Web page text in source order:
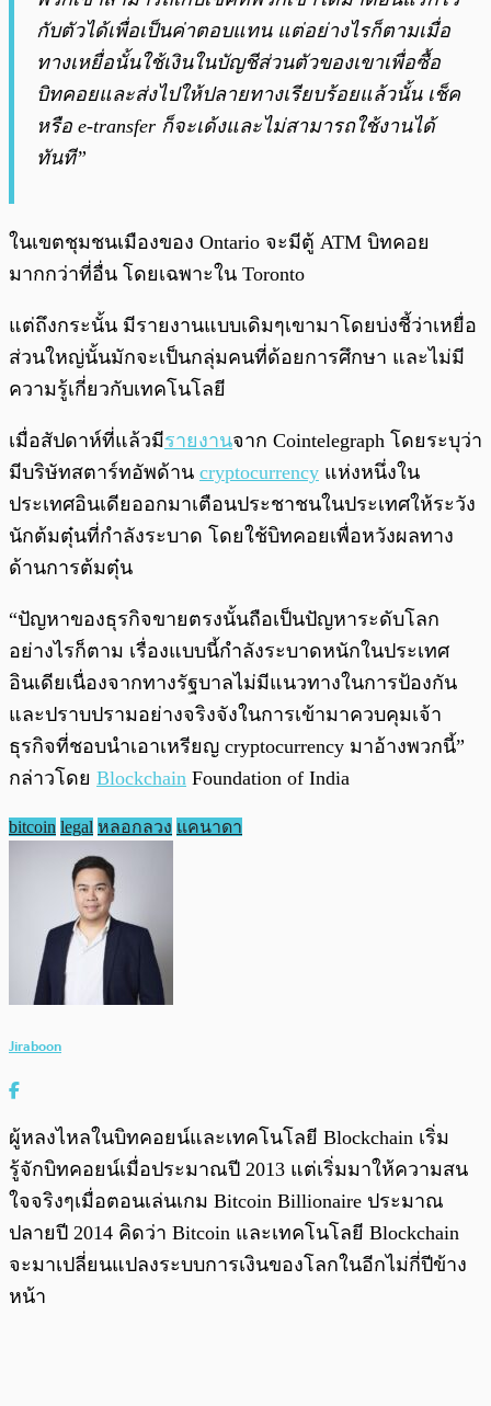
กับตัวได้เพื่อเป็นค่าตอบแทน แต่อย่างไรก็ตามเมื่อ
ทางเหยื่อนั้นใช้เงินในบัญชีส่วนตัวของเขาเพื่อซื้อ
บิทคอยและส่งไปให้ปลายทางเรียบร้อยแล้วนั้น เช็ค
หรือ e-transfer ก็จะเด้งและไม่สามารถใช้งานได้
ทันที”
ในเขตชุมชนเมืองของ Ontario จะมีตู้ ATM บิทคอย
มากกว่าที่อื่น โดยเฉพาะใน Toronto
แต่ถึงกระนั้น มีรายงานแบบเดิมๆเขามาโดยบ่งชี้ว่าเหยื่อ
ส่วนใหญ่นั้นมักจะเป็นกลุ่มคนที่ด้อยการศึกษา และไม่มี
ความรู้เกี่ยวกับเทคโนโลยี
เมื่อสัปดาห์ที่แล้วมีรายงานจาก Cointelegraph โดยระบุว่า
มีบริษัทสตาร์ทอัพด้าน cryptocurrency แห่งหนึ่งใน
ประเทศอินเดียออกมาเตือนประชาชนในประเทศให้ระวัง
นักต้มตุ๋นที่กำลังระบาด โดยใช้บิทคอยเพื่อหวังผลทาง
ด้านการต้มตุ๋น
“ปัญหาของธุรกิจขายตรงนั้นถือเป็นปัญหาระดับโลก
อย่างไรก็ตาม เรื่องแบบนี้กำลังระบาดหนักในประเทศ
อินเดียเนื่องจากทางรัฐบาลไม่มีแนวทางในการป้องกัน
และปราบปรามอย่างจริงจังในการเข้ามาควบคุมเจ้า
ธุรกิจที่ชอบนำเอาเหรียญ cryptocurrency มาอ้างพวกนี้”
กล่าวโดย Blockchain Foundation of India
bitcoin legal หลอกลวง แคนาดา
Jiraboon
ผู้หลงไหลในบิทคอยน์และเทคโนโลยี Blockchain เริ่ม
รู้จักบิทคอยน์เมื่อประมาณปี 2013 แต่เริ่มมาให้ความสน
ใจจริงๆเมื่อตอนเล่นเกม Bitcoin Billionaire ประมาณ
ปลายปี 2014 คิดว่า Bitcoin และเทคโนโลยี Blockchain
จะมาเปลี่ยนแปลงระบบการเงินของโลกในอีกไม่กี่ปีข้าง
หน้า